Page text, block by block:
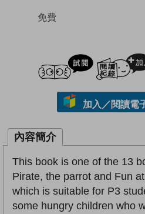
免費
試閲
加入／閱讀電
內容簡介
This book is one of the 13
Pirate, the parrot and Fun
which is suitable for P3
some hungry children who